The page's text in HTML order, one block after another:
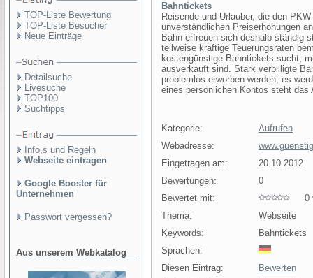
TOP-Liste Bewertung
TOP-Liste Besucher
Neue Einträge
Detailsuche
Livesuche
TOP100
Suchtipps
Info,s und Regeln
Webseite eintragen
Google Booster für
Unternehmen
Passwort vergessen?
Aus unserem Webkatalog
Bahntickets
Reisende und Urlauber, die den
unverständlichen Preiserhöhungen
Bahn erfreuen sich deshalb ständig
teilweise kräftige Teuerungsraten
kostengünstige Bahntickets sucht,
ausverkauft sind. Stark verbilligte
problemlos erworben werden, es
eines persönlichen Kontos steht das
Kategorie:
Aufrufen
Webadresse:
Eingetragen am:
20.10.2012
Bewertungen:
0
Bewertet mit:
0
Thema:
Webseite
Keywords:
Bahntickets
Sprachen:
Diesen Eintrag:
Bewerten